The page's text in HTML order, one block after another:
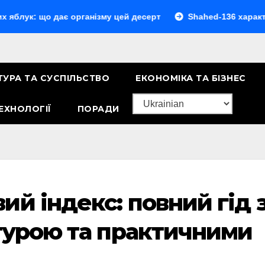
дає організму цей десерт Shahed-136
ТА СУСПІЛЬСТВО ЕКОНОМІКА ТА БІЗНЕС
ПОРАДИ
індекс: повний гід
та практичними